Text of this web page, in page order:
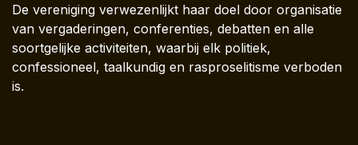
De vereniging verwezenlijkt haar doel door organisatie
van vergaderingen, conferenties, debatten en alle
soortgelijke activiteiten, waarbij elk politiek,
confessioneel, taalkundig en rasproselitisme verboden
is.